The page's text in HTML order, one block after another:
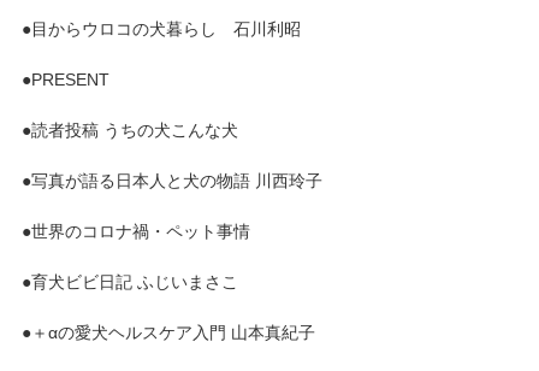
●目からウロコの犬暮らし 石川利昭
●PRESENT
●読者投稿 うちの犬こんな犬
●写真が語る日本人と犬の物語 川西玲子
●世界のコロナ禍・ペット事情
●育犬ビビ日記 ふじいまさこ
●＋αの愛犬ヘルスケア入門 山本真紀子